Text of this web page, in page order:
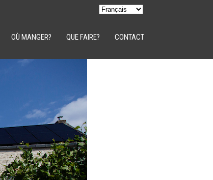
OÙ MANGER? QUE FAIRE? CONTACT